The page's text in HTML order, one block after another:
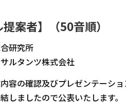
提案者】（50音順）
研究所
ルタンツ株式会社
容の確認及びプレゼンテーシ
しましたので公表いたします。